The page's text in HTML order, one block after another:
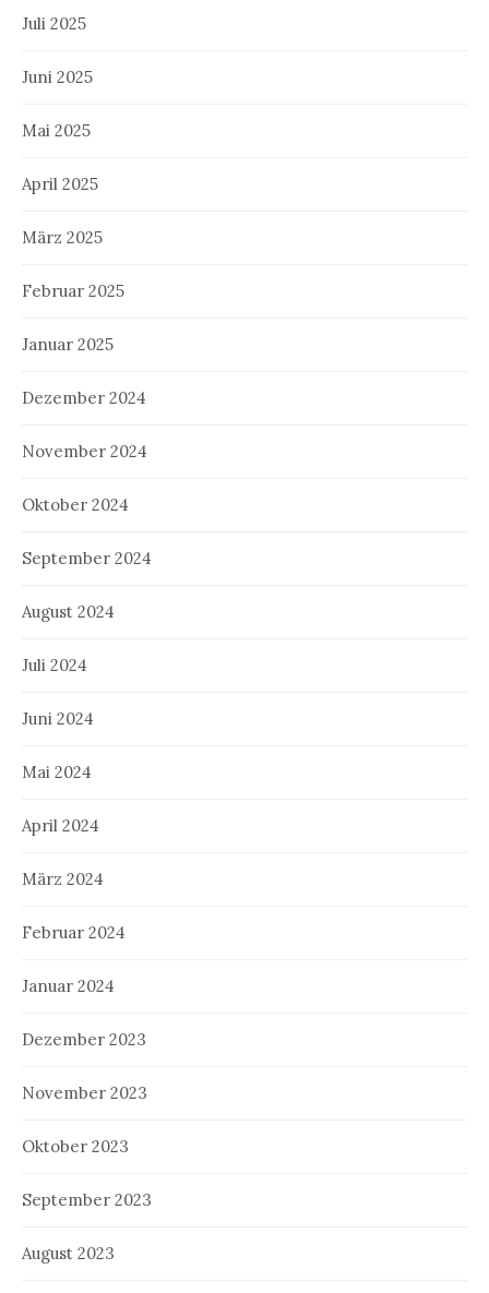
Juli 2025
Juni 2025
Mai 2025
April 2025
März 2025
Februar 2025
Januar 2025
Dezember 2024
November 2024
Oktober 2024
September 2024
August 2024
Juli 2024
Juni 2024
Mai 2024
April 2024
März 2024
Februar 2024
Januar 2024
Dezember 2023
November 2023
Oktober 2023
September 2023
August 2023